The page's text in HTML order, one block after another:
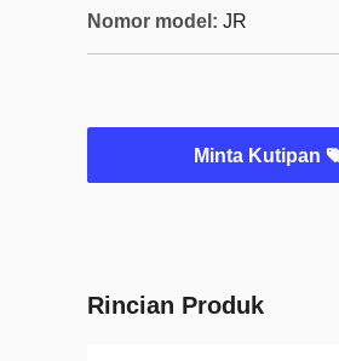
Nomor model: JR
Minta Kutipan
Rincian Produk